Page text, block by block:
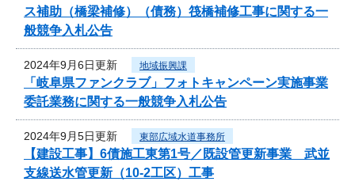
ス補助（橋梁補修）（債務）筏橋補修工事に関する一
般競争入札公告
2024年9月6日更新 地域振興課
「岐阜県ファンクラブ」フォトキャンペーン実施事業
委託業務に関する一般競争入札公告
2024年9月5日更新 東部広域水道事務所
【建設工事】6債施工東第1号／既設管更新事業 武並
支線送水管更新（10-2工区）工事